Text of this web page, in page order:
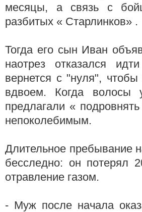
месяцы, а связь с
разбитых « Старлинков» .
Тогда его сын Иван
наотрез отказался
вернется с "нуля",
вдвоем. Когда
предлагали «
непоколебимым.
Длительное пребывание
бесследно: он потерял
отравление газом.
- Муж после начала